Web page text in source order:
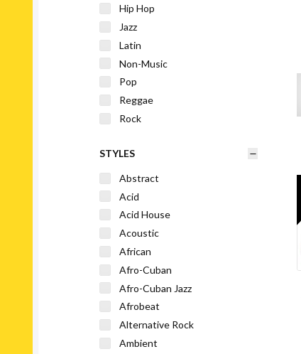
Hip Hop
Jazz
Latin
Non-Music
Pop
Reggae
Rock
World
STYLES
Abstract
Acid
Acid House
Acoustic
African
Afro-Cuban
Afro-Cuban Jazz
Afrobeat
Alternative Rock
Ambient